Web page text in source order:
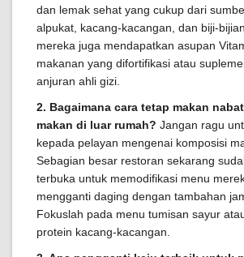
dan lemak sehat yang cukup dari
alpukat, kacang-kacangan, dan biji-
mereka juga mendapatkan asupan
makanan yang difortifikasi atau
anjuran ahli gizi.
2. Bagaimana cara tetap makan
makan di luar rumah? Jangan ragu
kepada pelayan mengenai komposisi
Sebagian besar restoran sekarang
terbuka untuk memodifikasi menu
mengganti daging dengan tambahan
Fokuslah pada menu tumisan sayur
protein kacang-kacangan.